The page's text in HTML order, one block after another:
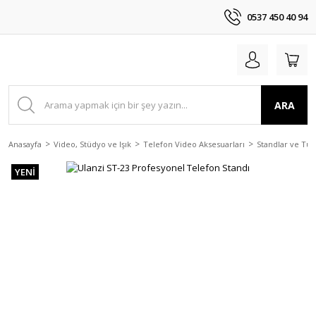
0537 450 40 94
ARA
Anasayfa Video, Stüdyo ve Işık Telefon Video Aksesuarları Standlar ve
YENİ